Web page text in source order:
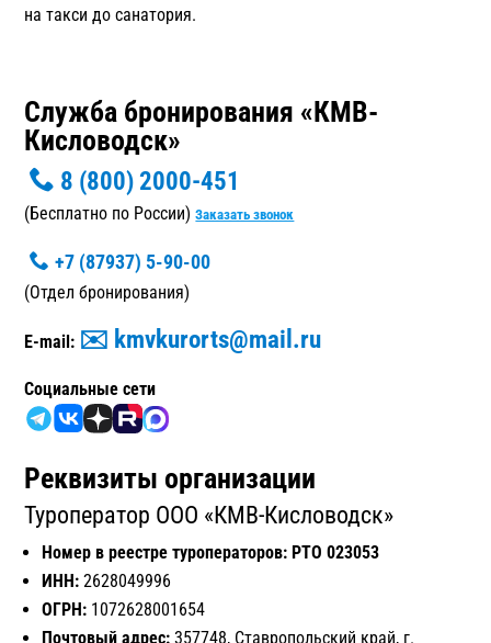
на такси до санатория.
Служба бронирования «КМВ-
Кисловодск»
8 (800) 2000-451
(Бесплатно по России)Заказать звонок
+7 (87937) 5-90-00
(Отдел бронирования)
E-mail: ✉️ kmvkurorts@mail.ru
Cоциальные сети
Реквизиты организации
Туроператор ООО «КМВ-Кисловодск»
Номер в реестре туроператоров: РТО 023053
ИНН:2628049996
ОГРН: 1072628001654
Почтовый адрес:357748, Ставропольский край, г.